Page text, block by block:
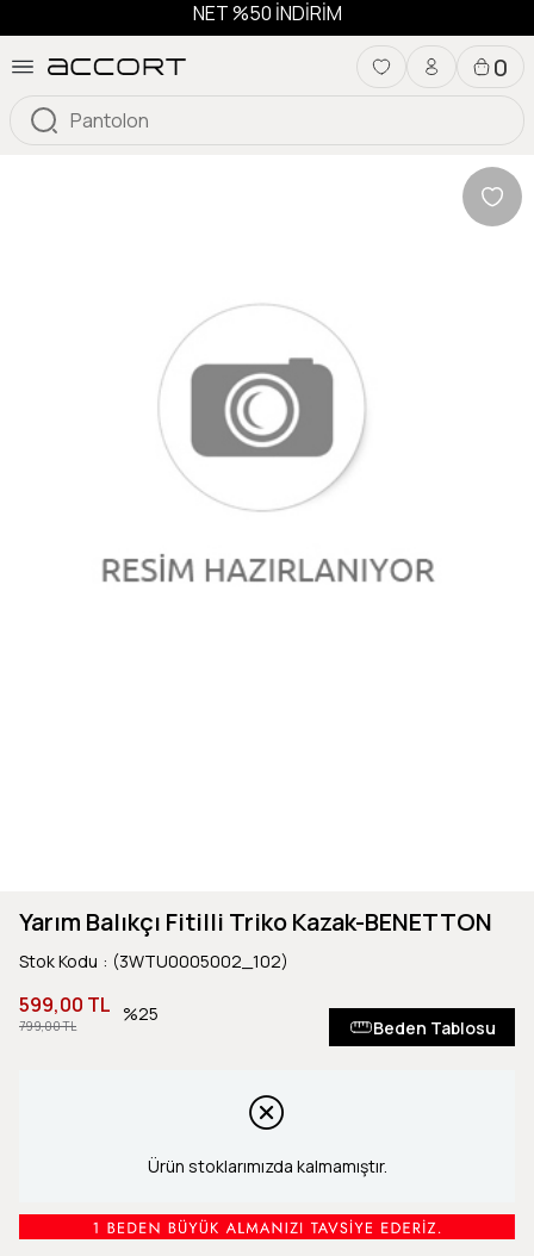
NET %50 İNDİRİM
0
Yarım Balıkçı Fitilli Triko Kazak-BENETTON
Stok Kodu (3WTU0005002_102)
799,00 TL
599,00 TL 25
Beden Tablosu
Ürün stoklarımızda kalmamıştır.